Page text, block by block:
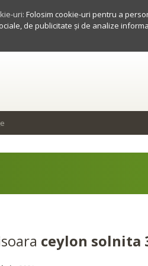
ceylon solnita
uri: Folosim cookie-uri pentru a
de publicitate și de analize